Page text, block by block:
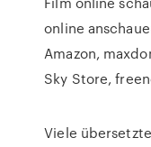
online
Amazon,
Sky Store,
Viele